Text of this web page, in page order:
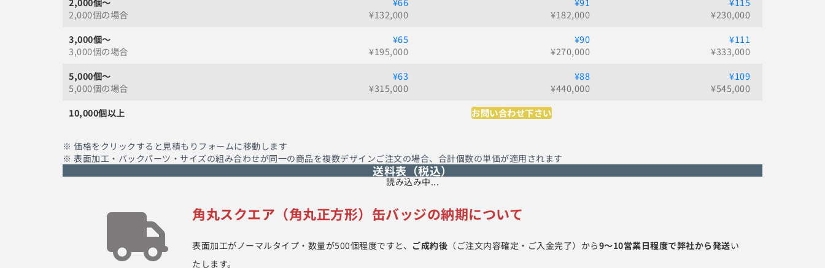
2,000個の場合
¥132,000
¥182,000
¥230,000
3,000個～
3,000個の場合
¥65
¥195,000
¥90
¥270,000
¥111
¥333,000
5,000個～
5,000個の場合
¥63
¥315,000
¥88
¥440,000
¥109
¥545,000
10,000個以上 お問い合わせ下さい
※ 価格をクリックすると見積もりフォームに移動します
※ 表面加工・バックパーツ・サイズの組み合わせが同一の商品を複数デザインご注文の場合、合計個数の単価が適用されます
送料表（税込）
読み込み中...
角丸スクエア（角丸正方形）缶バッジの納期について
表面加工がノーマルタイプ・数量が500個程度ですと、 ご成約後 （ご注文内容確定・ご入金完了）から9～10営業日程度で弊社から発送い
たします。